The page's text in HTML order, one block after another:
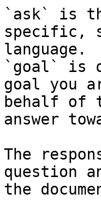
`ask` is
specific,
language.
`goal` is
goal you
behalf of
answer
The
question
the